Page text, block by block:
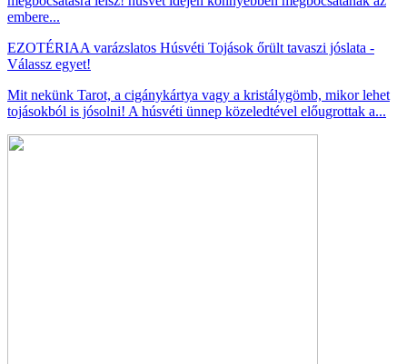
embere...
EZOTÉRIAA varázslatos Húsvéti Tojások őrült tavaszi jóslata -
Válassz egyet!
Mit nekünk Tarot, a cigánykártya vagy a kristálygömb, mikor lehet
tojásokból is jósolni! A húsvéti ünnep közeledtével előugrottak a...